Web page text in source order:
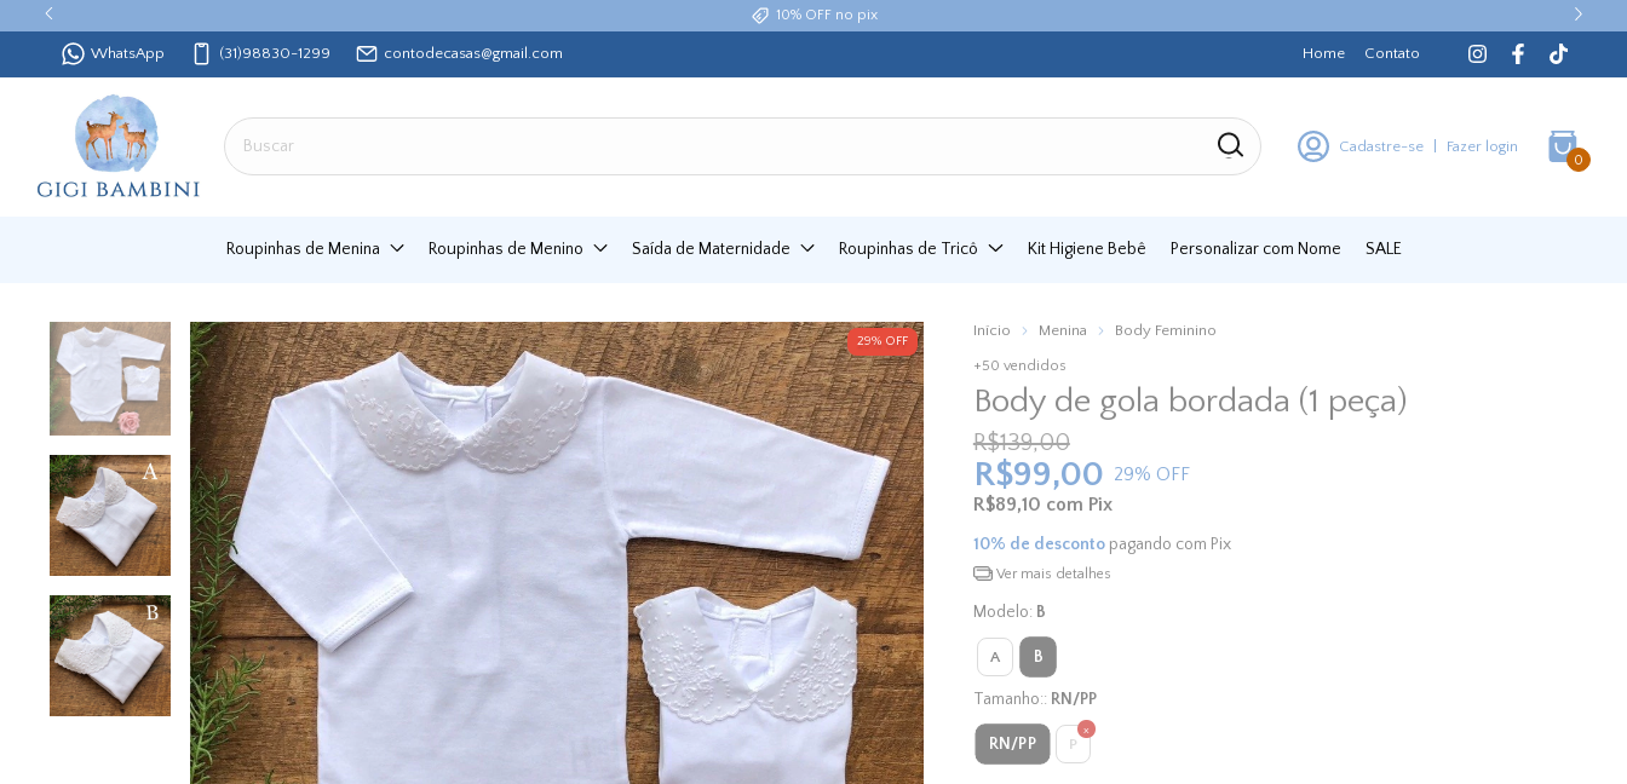
10% OFF no pix
WhatsApp (31)98830-1299 contodecasas@gmail.com Home Contato
Cadastre-se Fazer login
0
Roupinhas de Menina Roupinhas de Menino Saída de Maternidade Roupinhas de Tricô Kit Higiene Bebê Personalizar com Nome SALE
29% OFF
Início Menina Body Feminino
+50 vendidos
Body de gola bordada (1 peça)
R$139,00
R$99,00 29% OFF
R$89,10 com Pix
10% de descontopagando com Pix
Ver mais detalhes
Modelo: B
A B
Tamanho:: RN/PP
RN/PP P